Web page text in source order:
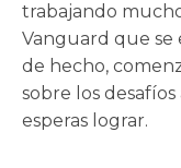
trabajando
Vanguard que se
de hecho,
sobre los
esperas lograr.